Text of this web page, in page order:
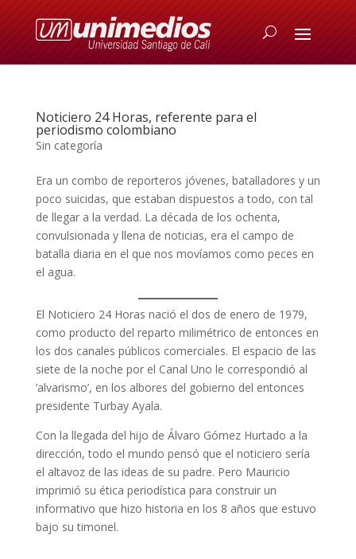
Noticiero 24 Horas, referente para el
periodismo colombiano
Sin categoría
Era un combo de reporteros jóvenes, batalladores y un
poco suicidas, que estaban dispuestos a todo, con tal
de llegar a la verdad. La década de los ochenta,
convulsionada y llena de noticias, era el campo de
batalla diaria en el que nos movíamos como peces en
el agua.
El Noticiero 24 Horas nació el dos de enero de 1979,
como producto del reparto milimétrico de entonces en
los dos canales públicos comerciales. El espacio de las
siete de la noche por el Canal Uno le correspondió al
‘alvarismo’, en los albores del gobierno del entonces
presidente Turbay Ayala.
Con la llegada del hijo de Álvaro Gómez Hurtado a la
dirección, todo el mundo pensó que el noticiero sería
el altavoz de las ideas de su padre. Pero Mauricio
imprimió su ética periodística para construir un
informativo que hizo historia en los 8 años que estuvo
bajo su timonel.